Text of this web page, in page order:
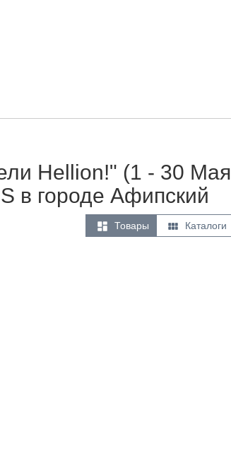
Hellion!" (1 - 30 Мая
в городе Афипский
 Товары  Каталоги